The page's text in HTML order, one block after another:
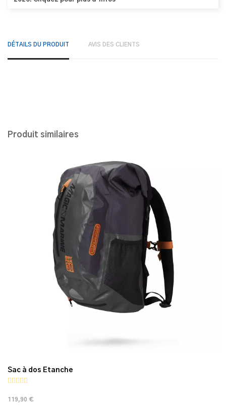
DÉTAILS DU PRODUIT AVIS DES CLIENTS
Produit similaires
Sac à dos Etanche
119,90 €